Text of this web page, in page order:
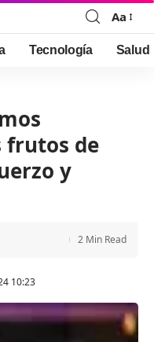
Font
Resizer
Aa
Tecnología Salud
frutos de
y
10:23
2 Min Read